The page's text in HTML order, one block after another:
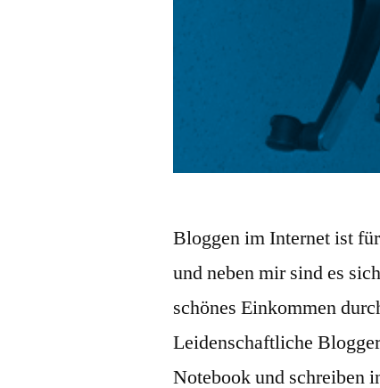
Bloggen im Internet ist
und neben mir sind es
schönes Einkommen
Leidenschaftliche
Notebook und schreiben